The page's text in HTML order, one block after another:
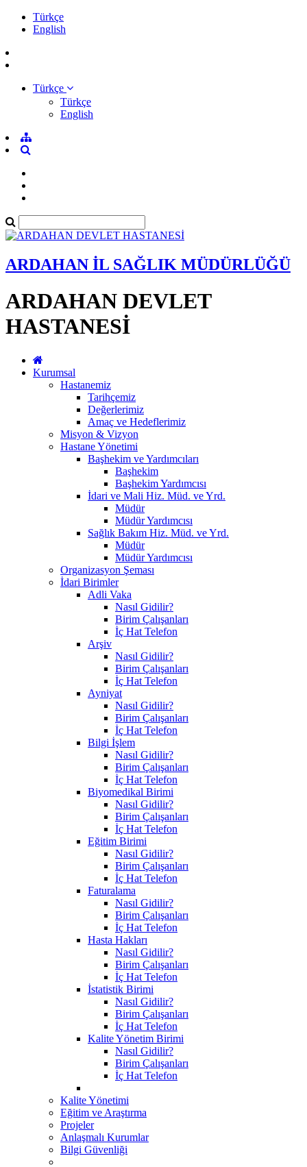
Türkçe
English
Türkçe
Türkçe
English
ARDAHAN İL SAĞLIK MÜDÜRLÜĞÜ
ARDAHAN DEVLET
HASTANESİ
Kurumsal
Hastanemiz
Tarihçemiz
Değerlerimiz
Amaç ve Hedeflerimiz
Misyon & Vizyon
Hastane Yönetimi
Başhekim ve Yardımcıları
Başhekim
Başhekim Yardımcısı
İdari ve Mali Hiz. Müd. ve Yrd.
Müdür
Müdür Yardımcısı
Sağlık Bakım Hiz. Müd. ve Yrd.
Müdür
Müdür Yardımcısı
Organizasyon Şeması
İdari Birimler
Adli Vaka
Nasıl Gidilir?
Birim Çalışanları
İç Hat Telefon
Arşiv
Nasıl Gidilir?
Birim Çalışanları
İç Hat Telefon
Ayniyat
Nasıl Gidilir?
Birim Çalışanları
İç Hat Telefon
Bilgi İşlem
Nasıl Gidilir?
Birim Çalışanları
İç Hat Telefon
Biyomedikal Birimi
Nasıl Gidilir?
Birim Çalışanları
İç Hat Telefon
Eğitim Birimi
Nasıl Gidilir?
Birim Çalışanları
İç Hat Telefon
Faturalama
Nasıl Gidilir?
Birim Çalışanları
İç Hat Telefon
Hasta Hakları
Nasıl Gidilir?
Birim Çalışanları
İç Hat Telefon
İstatistik Birimi
Nasıl Gidilir?
Birim Çalışanları
İç Hat Telefon
Kalite Yönetim Birimi
Nasıl Gidilir?
Birim Çalışanları
İç Hat Telefon
Kalite Yönetimi
Eğitim ve Araştırma
Projeler
Anlaşmalı Kurumlar
Bilgi Güvenliği